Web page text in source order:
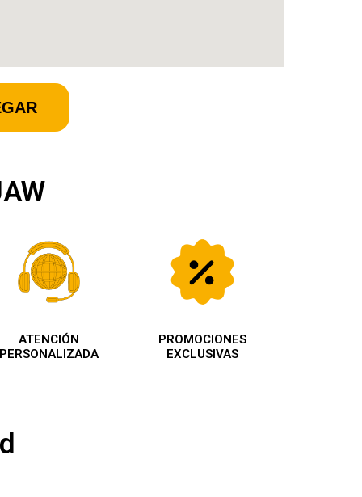
ATENCIÓN
PERSONALIZADA
PROMOCIONES
EXCLUSIVAS